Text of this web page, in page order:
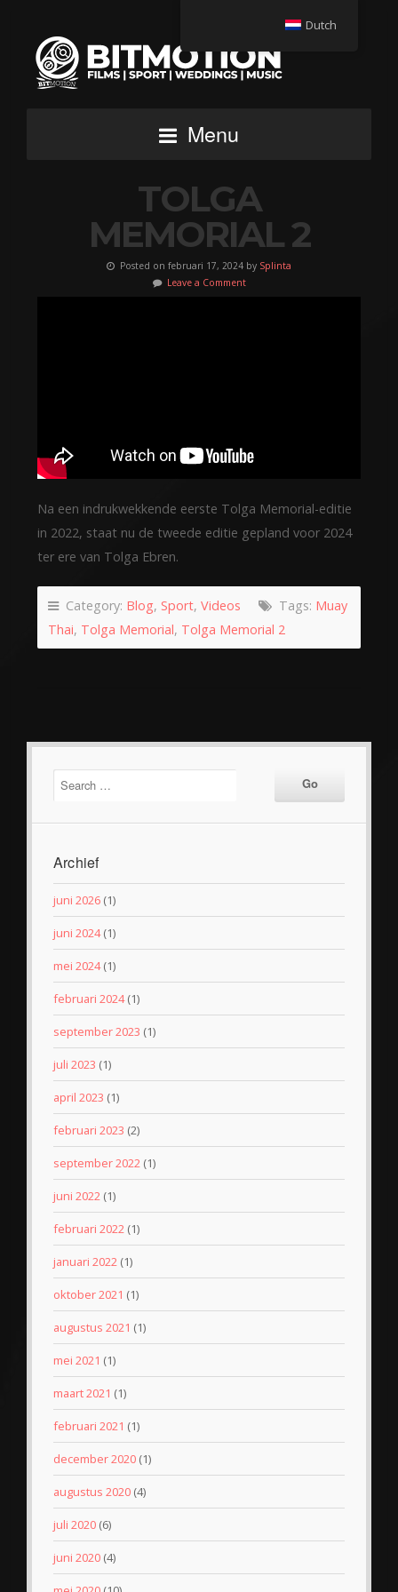
Menu
TOLGA
MEMORIAL 2
Posted on februari 17, 2024 by Splinta
Leave a Comment
Na een indrukwekkende eerste Tolga Memorial-editie
in 2022, staat nu de tweede editie gepland voor 2024
ter ere van Tolga Ebren.
Category: Blog, Sport, Videos Tags: Muay
Thai, Tolga Memorial, Tolga Memorial 2
Archief
juni 2026 (1)
juni 2024(1)
mei 2024(1)
februari 2024(1)
september 2023 (1)
juli 2023 (1)
april 2023 (1)
februari 2023 (2)
september 2022 (1)
juni 2022 (1)
februari 2022 (1)
januari 2022 (1)
oktober 2021 (1)
augustus 2021 (1)
mei 2021 (1)
maart 2021 (1)
februari 2021 (1)
december 2020 (1)
augustus 2020 (4)
juli 2020 (6)
juni 2020 (4)
Dutch